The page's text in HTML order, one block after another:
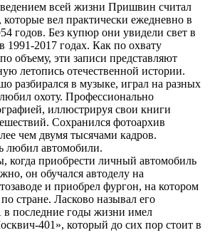
всей жизни Пришвин считал
вел практически ежедневно в
годов. Без купюр они увидели свет в
1991-2017 годах. Как по охвату
объему, эти записи представляют
летопись отечественной истории.
разбирался в музыке, играл на разных
охоту. Профессионально
иллюстрируя свои книги
Сохранился фотоархив
чем двумя тысячами кадров.
любил автомобили.
когда приобрести личный автомобиль
он обучался автоделу на
и приобрел фургон, на котором
стране. Ласково называл его
последние годы жизни имел
401», который до сих пор стоит в